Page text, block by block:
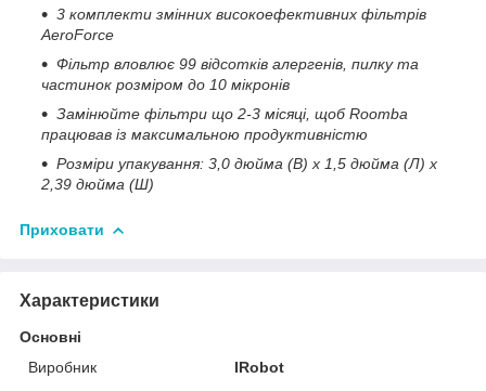
3 комплекти змінних високоефективних фільтрів
AeroForce
Фільтр вловлює 99 відсотків алергенів, пилку та
частинок розміром до 10 мікронів
Замінюйте фільтри що 2-3 місяці, щоб Roomba
працював із максимальною продуктивністю
Розміри упакування: 3,0 дюйма (В) х 1,5 дюйма (Л) х
2,39 дюйма (Ш)
Приховати
Характеристики
Основні
Виробник
IRobot